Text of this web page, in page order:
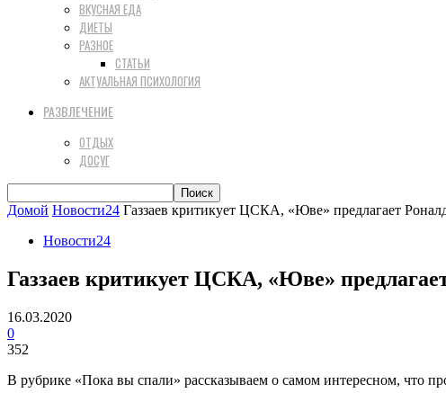
ВКУСНАЯ ЕДА
ДИЕТЫ
РАЗНОЕ
СТАТЬИ
АКТУАЛЬНАЯ ПСИХОЛОГИЯ
РАЗВЛЕЧЕНИЕ
ОТДЫХ
ДОСУГ
Домой Новости24 Газзаев критикует ЦСКА, «Юве» предлагает
Новости24
Газзаев критикует ЦСКА, «Юве»
16.03.2020
0
352
В рубрике «Пока вы спали» рассказываем о самом интересном, что